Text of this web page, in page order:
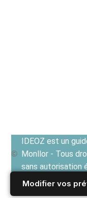
Modifier vos
IDEOZ est un
Monllor - Tous
sans autorisation
Voir les Conditions